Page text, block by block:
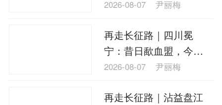
凉山
2026-08-07 尹丽梅
再走长征路｜四川冕
宁：昔日歃血盟，今朝
刺梨香
2026-08-07 尹丽梅
再走长征路｜沾益盘江